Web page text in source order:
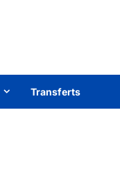
Transferts